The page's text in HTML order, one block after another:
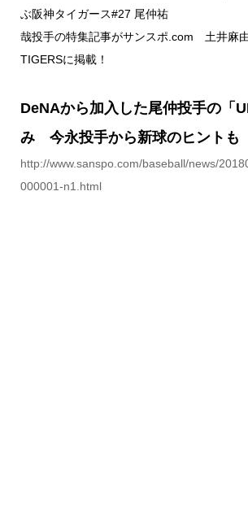
ぶ阪神タイガース#27 尾仲祐
哉投手の特集記事がサンスポ.com 土井麻
TIGERSに掲載！
DeNAから加入した尾仲投手の「
み 今永投手から新球のヒントも
http://www.sanspo.com/baseball/news/
000001-n1.html